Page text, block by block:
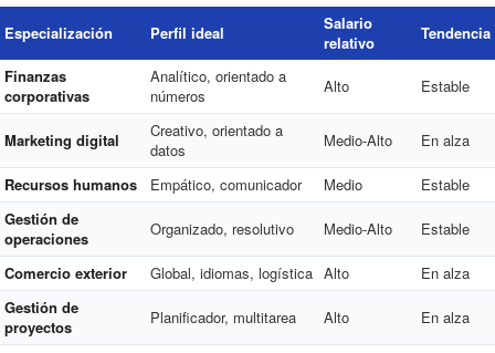
Especialización Perfil ideal
Salario
relativo
Tendencia
Finanzas
corporativas
Analítico, orientado a
números
Alto Estable
Marketing digital
Creativo, orientado a
datos
Medio-Alto En alza
Recursos humanos Empático, comunicador Medio
Estable
Gestión de
operaciones
Organizado, resolutivo Medio-Alto Estable
Comercio exterior Global, idiomas, logística Alto
En alza
Gestión de
proyectos
Planificador, multitarea Alto En alza